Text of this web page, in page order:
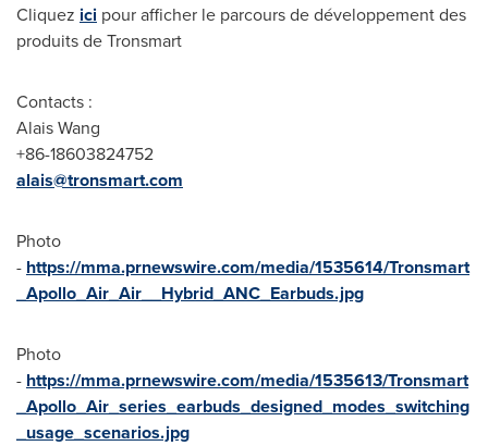
Cliquez ici pour afficher le parcours de développement des
produits de Tronsmart
Contacts :
Alais Wang
+86-18603824752
alais@tronsmart.com
Photo
- https://mma.prnewswire.com/media/1535614/Tronsmart
_Apollo_Air_Air__Hybrid_ANC_Earbuds.jpg
Photo
- https://mma.prnewswire.com/media/1535613/Tronsmart
_Apollo_Air_series_earbuds_designed_modes_switching
_usage_scenarios.jpg